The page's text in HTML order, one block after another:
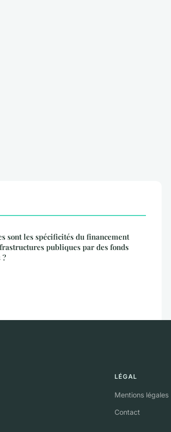
sont les spécificités du financement
publiques par des fonds
?
LÉGAL
Mentions légales
Contact